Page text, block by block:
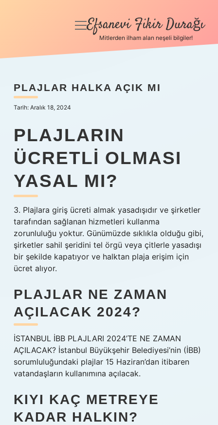
Anasayfa
Yasal Uyarı
menüyü
Efsanevi Fikir Durağı
Mitlerden ilham alan neşeli bilgiler!
PLAJLAR HALKA AÇIK MI
Tarih: Aralık 18, 2024
PLAJLARIN
ÜCRETLI OLMASI
YASAL MI?
3. Plajlara giriş ücreti almak yasadışıdır ve şirketler
tarafından sağlanan hizmetleri kullanma
zorunluluğu yoktur. Günümüzde sıklıkla olduğu gibi,
şirketler sahil şeridini tel örgü veya çitlerle yasadışı
bir şekilde kapatıyor ve halktan plaja erişim için
ücret alıyor.
PLAJLAR NE ZAMAN
AÇILACAK 2024?
İSTANBUL İBB PLAJLARI 2024’TE NE ZAMAN
AÇILACAK? İstanbul Büyükşehir Belediyesi’nin (İBB)
sorumluluğundaki plajlar 15 Haziran’dan itibaren
vatandaşların kullanımına açılacak.
KIYI KAÇ METREYE
KADAR HALKIN?